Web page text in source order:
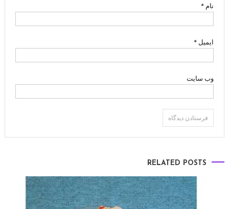
نام *
ایمیل *
وب‌ سایت
RELATED POSTS